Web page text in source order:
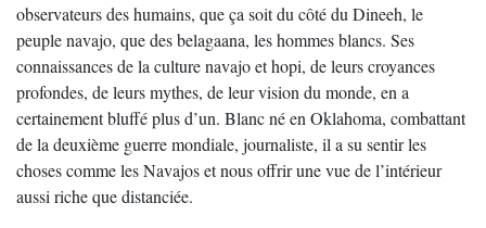
observateurs des humains, que ça soit du côté du Dineeh, le
peuple navajo, que des belagaana, les hommes blancs. Ses
connaissances de la culture navajo et hopi, de leurs croyances
profondes, de leurs mythes, de leur vision du monde, en a
certainement bluffé plus d’un. Blanc né en Oklahoma, combattant
de la deuxième guerre mondiale, journaliste, il a su sentir les
choses comme les Navajos et nous offrir une vue de l’intérieur
aussi riche que distanciée.